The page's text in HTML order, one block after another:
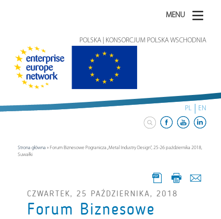
MENU
POLSKA | KONSORCJUM POLSKA WSCHODNIA
PL EN
Strona główna » Forum Biznesowe Pogranicza „Metal Industry Design”, 25-26 października 2018,
Suwałki
CZWARTEK, 25 PAŹDZIERNIKA, 2018
Forum Biznesowe